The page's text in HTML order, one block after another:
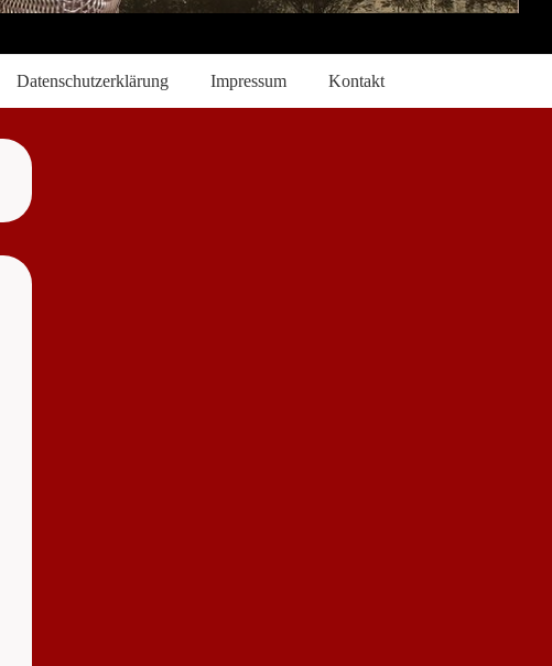
Datenschutzerklärung Impressum Kontakt